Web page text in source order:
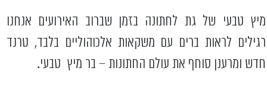
מיץ טבעי של גת לחתונה בזמן שברוב האירועים אנחנו
רגילים לראות ברים עם משקאות אלכוהוליים בלבד, טרנד
חדש ומרענן סוחף את עולם החתונות – בר מיץ טבעי.